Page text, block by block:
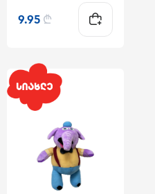
9.95 ₾